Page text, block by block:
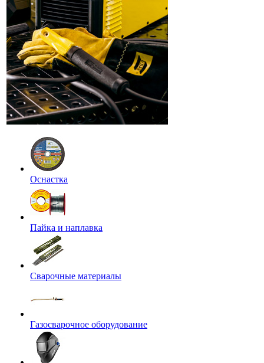
Оснастка
Пайка и наплавка
Сварочные материалы
Газосварочное оборудование